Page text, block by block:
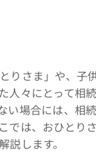
りさま」や、子
人々にとって相
い場合には、相
では、おひとり
します。